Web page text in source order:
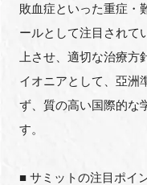
敗血症といった重症・
ールとして注目されて
上させ、適切な治療
イオニアとして、亞洲
ず、質の高い国際的な
す。
■ サミットの注目ポイ